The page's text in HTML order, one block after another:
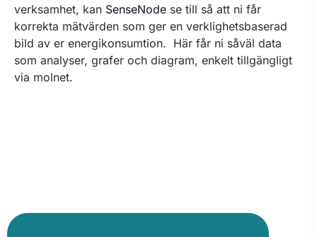
verksamhet, kan SenseNode se till så att ni får
korrekta mätvärden som ger en verklighetsbaserad
bild av er energikonsumtion. Här får ni såväl data
som analyser, grafer och diagram, enkelt tillgängligt
via molnet.